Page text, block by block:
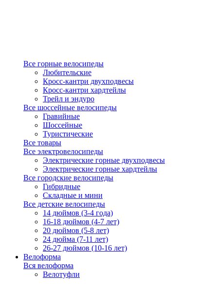
Все горные велосипеды
Любительские
Кросс-кантри двухподвесы
Кросс-кантри хардтейлы
Трейл и эндуро
Все шоссейные велосипеды
Гравийные
Шоссейные
Туристические
Все товары
Все электровелосипеды
Электрические горные двухподвесы
Электрические горные хардтейлы
Все городские велосипеды
Гибридные
Складные и мини
Все детские велосипеды
14 дюймов (3-4 года)
16-18 дюймов (4-7 лет)
20 дюймов (5-8 лет)
24 дюйма (7-11 лет)
26-27 дюймов (10-16 лет)
Велоформа
Вся велоформа
Велотуфли